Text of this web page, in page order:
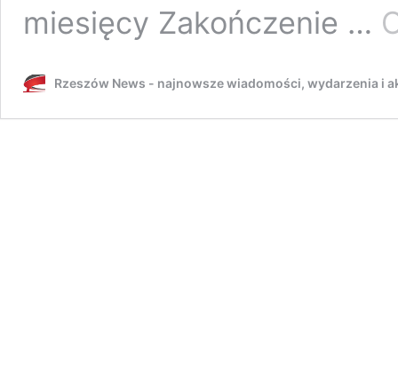
miesięcy Zakończenie …
Rzeszów News - najnowsze wiadomości, wydarzenia i